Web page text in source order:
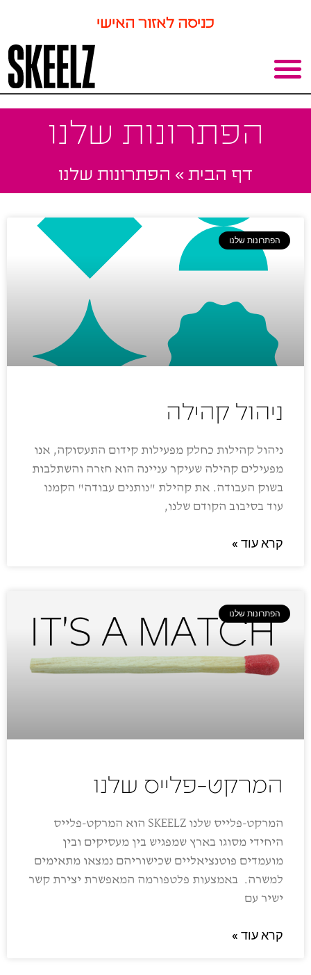
כניסה לאזור האישי
הפתרונות שלנו
דף הבית » הפתרונות שלנו
הפתרונות שלנו
ניהול קהילה
ניהול קהילות כחלק מפעילות קידום התעסוקה, אנו
מפעילים קהילה שעיקר עניינה הוא חזרה והשתלבות
בשוק העבודה. את קהילת "נותנים עבודה" הקמנו
עוד בסיבוב הקודם שלנו,
קרא עוד »
הפתרונות שלנו
המרקט-פלייס שלנו
המרקט-פלייס שלנו SKEELZ הוא המרקט-פלייס
היחידי מסוגו בארץ שמפגיש בין מעסיקים ובין
מועמדים פוטנציאליים שכישוריהם נמצאו מתאימים
למשרה. באמצעות פלטפורמה המאפשרת יצירת קשר
ישיר עם
קרא עוד »